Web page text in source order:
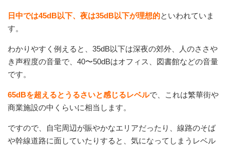
日中では45dB以下、夜は35dB以下が理想的といわれていま
す。
わかりやすく例えると、35dB以下は深夜の郊外、人のささや
き声程度の音量で、40〜50dBはオフィス、図書館などの音量
です。
65dBを超えるとうるさいと感じるレベルで、これは繁華街や
商業施設の中くらいに相当します。
ですので、自宅周辺が賑やかなエリアだったり、線路のそば
や幹線道路に面していたりすると、気になってしまうレベル